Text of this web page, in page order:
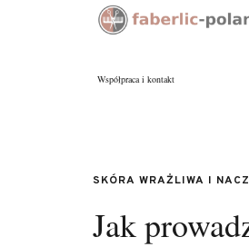
Współpraca i kontakt
SKÓRA WRAŻLIWA I
Jak